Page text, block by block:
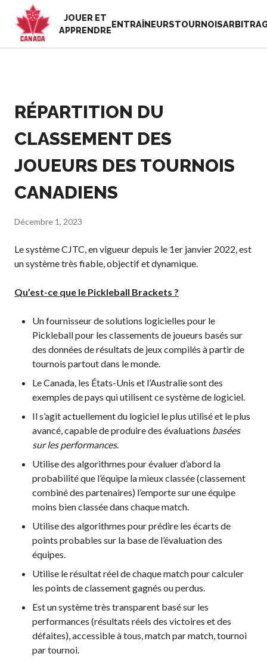
EN
FR
quelque
chose?
Histoire de Pickleball
Canada
alignements
organisationnels
Associations
pickleball
Le Conseil consultatif
national de Pickleball
Règlements et
Journée nationale du
PC Scoop
Nationaux
Règles de base
Pickleball récréatif
Para/Fauteuil Roulant
Pickleball
Développement à
long terme du joueur
Règles officielles de
pickleball
Accueil
reconnaissance
2025
Nouvelles
JOUER ET
APPRENDRE
ENTRAÎNEURSTOURNOIS
RÉPARTITION DU
CLASSEMENT DES
JOUEURS DES TOURNOIS
CANADIENS
Décembre 1, 2023
Le système CJTC, en vigueur depuis le 1er janvier 2022, est
un système très fiable, objectif et dynamique.
Qu’est-ce que le Pickleball Brackets ?
Un fournisseur de solutions logicielles pour le
Pickleball pour les classements de joueurs basés sur
des données de résultats de jeux compilés à partir de
tournois partout dans le monde.
Le Canada, les États-Unis et l’Australie sont des
exemples de pays qui utilisent ce système de logiciel.
Il s’agit actuellement du logiciel le plus utilisé et le plus
avancé, capable de produire des évaluations basées
sur les performances.
Utilise des algorithmes pour évaluer d’abord la
probabilité que l’équipe la mieux classée (classement
combiné des partenaires) l’emporte sur une équipe
moins bien classée dans chaque match.
Utilise des algorithmes pour prédire les écarts de
points probables sur la base de l’évaluation des
équipes.
Utilise le résultat réel de chaque match pour calculer
les points de classement gagnés ou perdus.
Est un système très transparent basé sur les
performances (résultats réels des victoires et des
défaites), accessible à tous, match par match, tournoi
par tournoi.